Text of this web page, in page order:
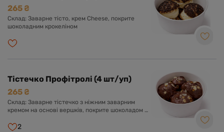
- заварне тістечко з ніжним заварним кремом.
Чай матча додає характерні м'які нотки
молочного смаку. Оформлено солодкою
глазур'ю та білим шоколадом. Фісташка -
заварне тістечко з ніжним заварним кремом з
додаванням фісташки. Прикрашено солодкою
265 ₴
Склад: Заварне тісто, крем Cheese, покрите
шоколадним крокеліном
Тістечко Профітролі (4 шт/уп)
265 ₴
Склад: Заварне тістечко з ніжним заварним
кремом на основі вершків, покрите шоколадом з
2